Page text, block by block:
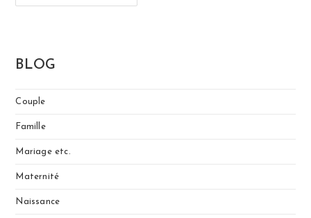
BLOG
Couple
Famille
Mariage etc.
Maternité
Naissance